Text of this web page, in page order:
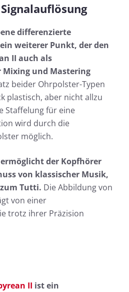
differenzierte
weiterer Punkt, der den
II auch als
und Mastering
beider Ohrpolster-Typen
plastisch, aber nicht allzu
Staffelung für eine
wird durch die
möglich.
der Kopfhörer
von klassischer Musik,
Tutti. Die Abbildung von
von einer
trotz ihrer Präzision
II ist ein